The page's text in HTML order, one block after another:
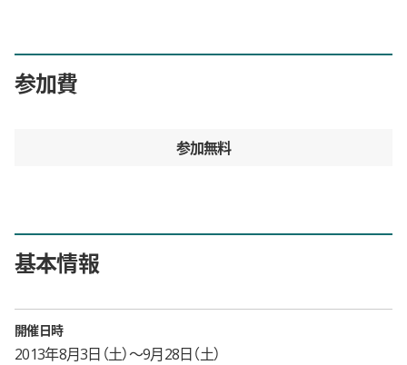
参加費
参加無料
基本情報
開催日時
2013年8月3日（土）〜9月28日（土）